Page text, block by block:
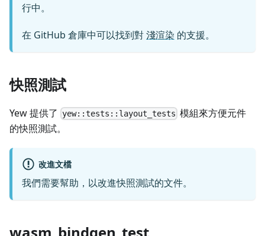
行中。
在 GitHub 倉庫中可以找到對淺渲染 的支援。
快照測試
Yew 提供了 yew::tests::layout_tests 模組來方便元件
的快照測試。
改進文檔
我們需要幫助，以改進快照測試的文件。